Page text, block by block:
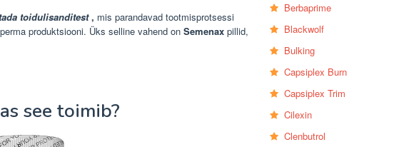
toidulisanditest, mis parandavad tootmisprotsessi
produktsiooni. Üks selline vahend on Semenax pillid,
see toimib?
Berbaprime
Blackwolf
Bulking
Capsiplex Burn
Capsiplex Trim
Cilexin
Clenbutrol